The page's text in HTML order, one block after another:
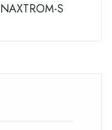
NAXTROM-S